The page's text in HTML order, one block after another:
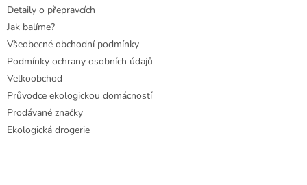
Detaily o přepravcích
Jak balíme?
Všeobecné obchodní podmínky
Podmínky ochrany osobních údajů
Velkoobchod
Průvodce ekologickou domácností
Prodávané značky
Ekologická drogerie